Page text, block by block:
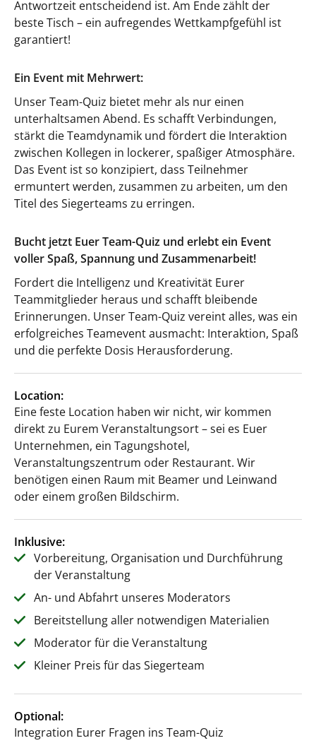
Antwortzeit entscheidend ist. Am Ende zählt der
beste Tisch – ein aufregendes Wettkampfgefühl ist
garantiert!
Ein Event mit Mehrwert:
Unser Team-Quiz bietet mehr als nur einen
unterhaltsamen Abend. Es schafft Verbindungen,
stärkt die Teamdynamik und fördert die Interaktion
zwischen Kollegen in lockerer, spaßiger Atmosphäre.
Das Event ist so konzipiert, dass Teilnehmer
ermuntert werden, zusammen zu arbeiten, um den
Titel des Siegerteams zu erringen.
Bucht jetzt Euer Team-Quiz und erlebt ein Event
voller Spaß, Spannung und Zusammenarbeit!
Fordert die Intelligenz und Kreativität Eurer
Teammitglieder heraus und schafft bleibende
Erinnerungen. Unser Team-Quiz vereint alles, was ein
erfolgreiches Teamevent ausmacht: Interaktion, Spaß
und die perfekte Dosis Herausforderung.
Location:
Eine feste Location haben wir nicht, wir kommen
direkt zu Eurem Veranstaltungsort – sei es Euer
Unternehmen, ein Tagungshotel,
Veranstaltungszentrum oder Restaurant. Wir
benötigen einen Raum mit Beamer und Leinwand
oder einem großen Bildschirm.
Inklusive:
Vorbereitung, Organisation und Durchführung
der Veranstaltung
An- und Abfahrt unseres Moderators
Bereitstellung aller notwendigen Materialien
Moderator für die Veranstaltung
Kleiner Preis für das Siegerteam
Optional:
Integration Eurer Fragen ins Team-Quiz